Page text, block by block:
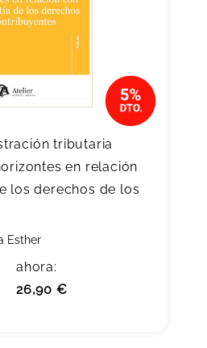
tributaria
en relación
los derechos de los
Esther
ahora:
26,90 €